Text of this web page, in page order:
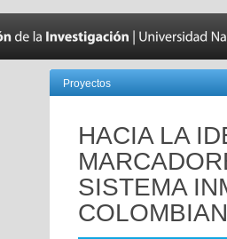
Proyectos
HACIA LA
SISTEMA